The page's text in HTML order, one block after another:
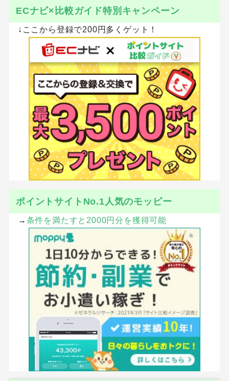
ECナビ×比較ガイド特別キャンペーン
↓ここから登録で200円多くゲット！
ポイントサイトNo.1人気のモッピー
→ 条件を満たすと2000円分を獲得可能